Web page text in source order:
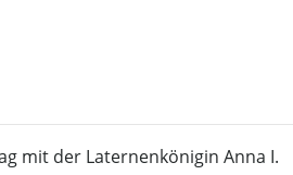
mit der Laternenkönigin Anna I.